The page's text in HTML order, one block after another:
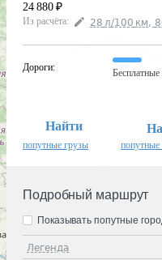
24 880 ₽
Из расчёта: 28 л/100 км,
Дороги:
Бесплатные
Найти
попутные грузы
Подробный маршрут
Легенда
Показывать попутные